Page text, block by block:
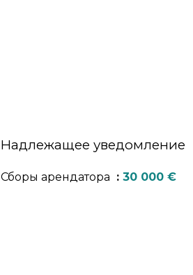
Надлежащее уведомление
Сборы арендатора 30 000 €